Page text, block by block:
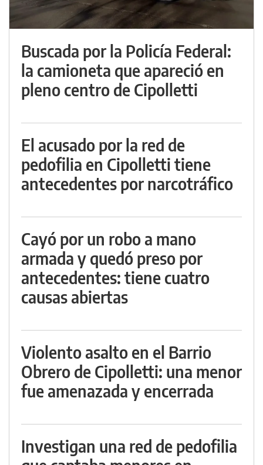
Buscada por la Policía Federal:
la camioneta que apareció en
pleno centro de Cipolletti
El acusado por la red de
pedofilia en Cipolletti tiene
antecedentes por narcotráfico
Cayó por un robo a mano
armada y quedó preso por
antecedentes: tiene cuatro
causas abiertas
Violento asalto en el Barrio
Obrero de Cipolletti: una menor
fue amenazada y encerrada
Investigan una red de pedofilia